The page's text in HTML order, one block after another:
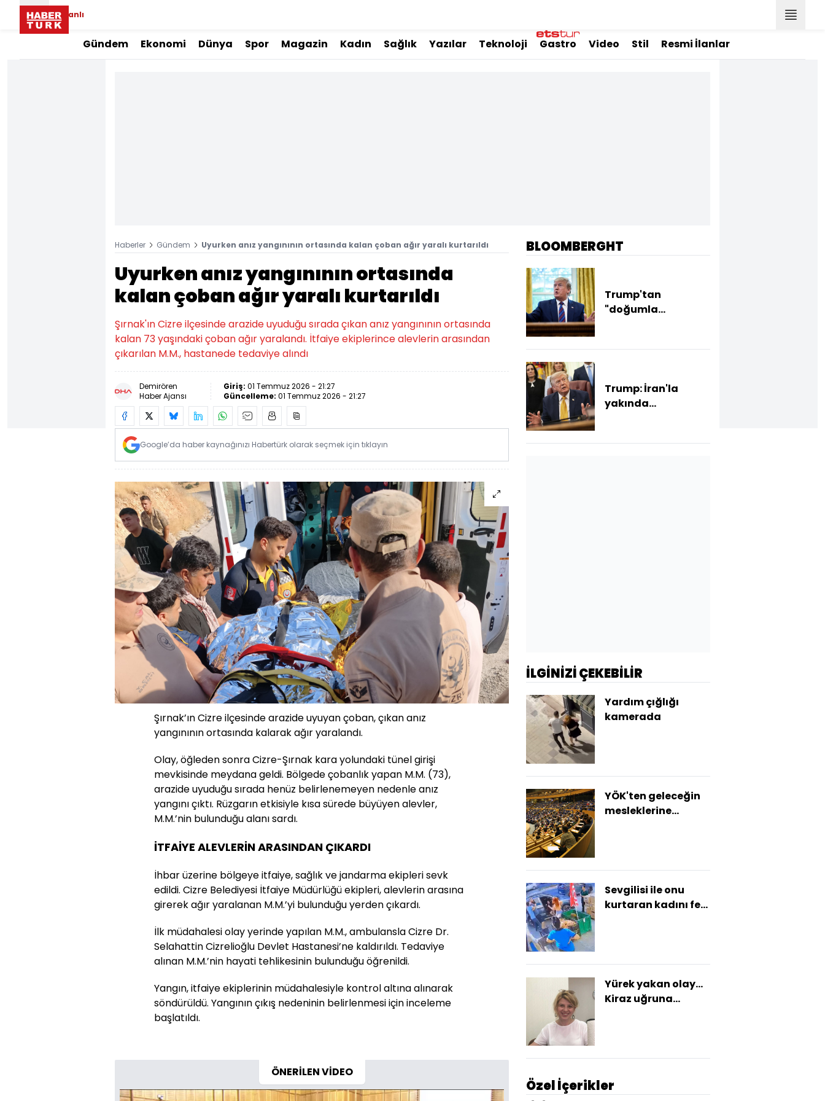
Canlı
Gündem Ekonomi Dünya Spor Magazin Kadın Sağlık Yazılar Teknoloji Gastro Video Stil Resmi İlanlar
Haberler Gündem Uyurken anız yangınının ortasında kalan çoban ağır yaralı kurtarıldı
Uyurken anız yangınının ortasında
kalan çoban ağır yaralı kurtarıldı
Şırnak'ın Cizre ilçesinde arazide uyuduğu sırada çıkan anız yangınının ortasında
kalan 73 yaşındaki çoban ağır yaralandı. İtfaiye ekiplerince alevlerin arasından
çıkarılan M.M., hastanede tedaviye alındı
Demirören
Haber Ajansı
Giriş: 01 Temmuz 2026 - 21:27
Güncelleme: 01 Temmuz 2026 - 21:27
Google’da haber kaynağınızı Habertürk olarak seçmek için tıklayın
Şırnak’ın Cizre ilçesinde arazide uyuyan çoban, çıkan anız
yangınının ortasında kalarak ağır yaralandı.
Olay, öğleden sonra Cizre-Şırnak kara yolundaki tünel girişi
mevkisinde meydana geldi. Bölgede çobanlık yapan M.M. (73),
arazide uyuduğu sırada henüz belirlenemeyen nedenle anız
yangını çıktı. Rüzgarın etkisiyle kısa sürede büyüyen alevler,
M.M.’nin bulunduğu alanı sardı.
İTFAİYE ALEVLERİN ARASINDAN ÇIKARDI
İhbar üzerine bölgeye itfaiye, sağlık ve jandarma ekipleri sevk
edildi. Cizre Belediyesi İtfaiye Müdürlüğü ekipleri, alevlerin arasına
girerek ağır yaralanan M.M.’yi bulunduğu yerden çıkardı.
İlk müdahalesi olay yerinde yapılan M.M., ambulansla Cizre Dr.
Selahattin Cizrelioğlu Devlet Hastanesi’ne kaldırıldı. Tedaviye
alınan M.M.’nin hayati tehlikesinin bulunduğu öğrenildi.
Yangın, itfaiye ekiplerinin müdahalesiyle kontrol altına alınarak
söndürüldü. Yangının çıkış nedeninin belirlenmesi için inceleme
başlatıldı.
ÖNERİLEN VİDEO
BLOOMBERGHT
Trump'tan
"doğumla
Trump: İran'la
yakında
Özel İçerikler
İLGİNİZİ ÇEKEBİLİR
Yardım çığlığı
kamerada
YÖK'ten geleceğin
mesleklerine
Sevgilisi ile onu
kurtaran kadını feci
Yürek yakan olay...
Kiraz uğruna